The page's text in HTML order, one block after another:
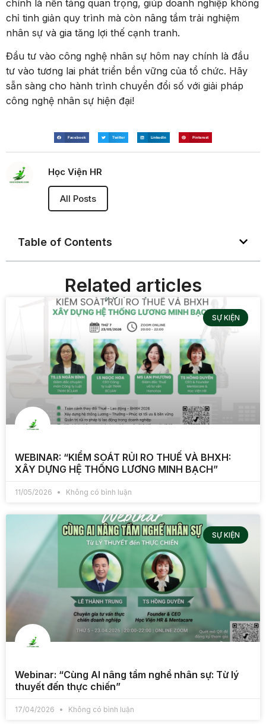
chính là nền tảng quan trọng, giúp doanh nghiệp không
chỉ tinh giản quy trình mà còn nâng tầm trải nghiệm
nhân sự và gia tăng lợi thế cạnh tranh.
Đầu tư vào công nghệ nhân sự hôm nay chính là đầu
tư vào tương lai phát triển bền vững của tổ chức. Hãy
sẵn sàng cho hành trình chuyển đổi số với giải pháp
công nghệ nhân sự hiện đại!
Facebook Twitter LinkedIn Pinterest
Học Viện HR
All Posts
Table of Contents
Related articles
SỰ KIỆN
WEBINAR: “KIỂM SOÁT RỦI RO THUẾ VÀ BHXH:
XÂY DỰNG HỆ THỐNG LƯƠNG MINH BẠCH”
11/05/2026 Không có bình luận
SỰ KIỆN
Webinar: “Cùng AI nâng tầm nghề nhân sự: Từ lý
thuyết đến thực chiến”
17/04/2026 Không có bình luận